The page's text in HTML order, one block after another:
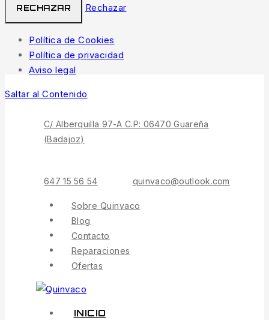
RECHAZAR Rechazar
Política de Cookies
Política de privacidad
Aviso legal
Saltar al Contenido
C/ Alberquilla 97-A C.P: 06470 Guareña
(Badajoz)
647 15 56 54 quinvaco@outlook.com
Sobre Quinvaco
Blog
Contacto
Reparaciones
Ofertas
INICIO